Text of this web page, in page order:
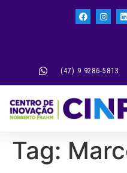
(47) 9 9286-5813
Tag: